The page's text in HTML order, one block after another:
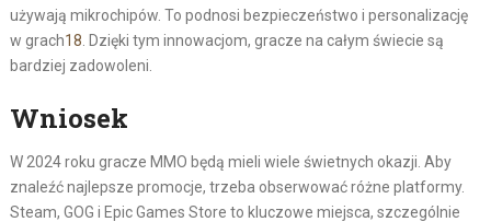
używają mikrochipów. To podnosi bezpieczeństwo i personalizację
w grach18 . Dzięki tym innowacjom, gracze na całym świecie są
bardziej zadowoleni.
Wniosek
W 2024 roku gracze MMO będą mieli wiele świetnych okazji. Aby
znaleźć najlepsze promocje, trzeba obserwować różne platformy.
Steam, GOG i Epic Games Store to kluczowe miejsca, szczególnie